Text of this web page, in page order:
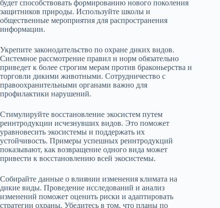
будет способствовать формированию нового поколения
защитников природы. Используйте школы и
общественные мероприятия для распространения
информации.
Укрепите законодательство по охране диких видов.
Системное рассмотрение правил и норм обязательно
приведет к более строгим мерам против браконьерства и
торговли дикими животными. Сотрудничество с
правоохранительными органами важно для
профилактики нарушений.
Стимулируйте восстановление экосистем путем
реинтродукции исчезнувших видов. Это поможет
уравновесить экосистемы и поддержать их
устойчивость. Примеры успешных реинтродукций
показывают, как возвращение одного вида может
привести к восстановлению всей экосистемы.
Собирайте данные о влиянии изменения климата на
дикие виды. Проведение исследований и анализ
изменений поможет оценить риски и адаптировать
стратегии охраны. Убедитесь в том, что планы по